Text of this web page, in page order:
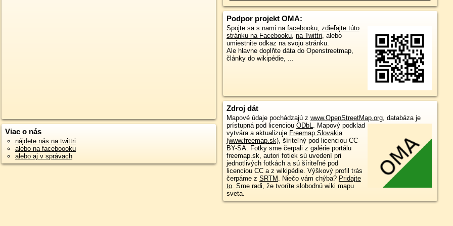
Viac o nás
nájdete nás na twittri
alebo na faceboooku
alebo aj v správach
Podpor projekt OMA:
Spojte sa s nami na facebooku, zdieľajte túto
stránku na Facebooku, na Twittri, alebo
umiestnite odkaz na svoju stránku.
Ale hlavne doplňte dáta do Openstreetmap,
články do wikipédie, ...
Zdroj dát
Mapové údaje pochádzajú z www.OpenStreetMap.org, databáza je
prístupná pod licenciou ODbL. Mapový podklad
vytvára a aktualizuje Freemap Slovakia
(www.freemap.sk), šíriteľný pod licenciou CC-
BY-SA. Fotky sme čerpali z galérie portálu
freemap.sk, autori fotiek sú uvedení pri
jednotlivých fotkách a sú šíriteľné pod
licenciou CC a z wikipédie. Výškový profil trás
čerpáme z SRTM . Niečo vám chýba? Pridajte
to. Sme radi, že tvoríte slobodnú wiki mapu
sveta.